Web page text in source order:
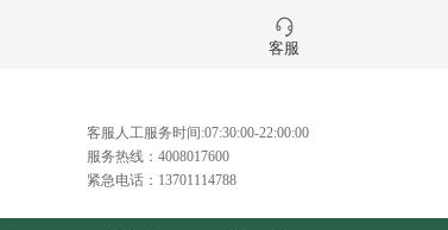
客服
客服人工服务时间:07:30:00-22:00:00
服务热线：4008017600
紧急电话：13701114788